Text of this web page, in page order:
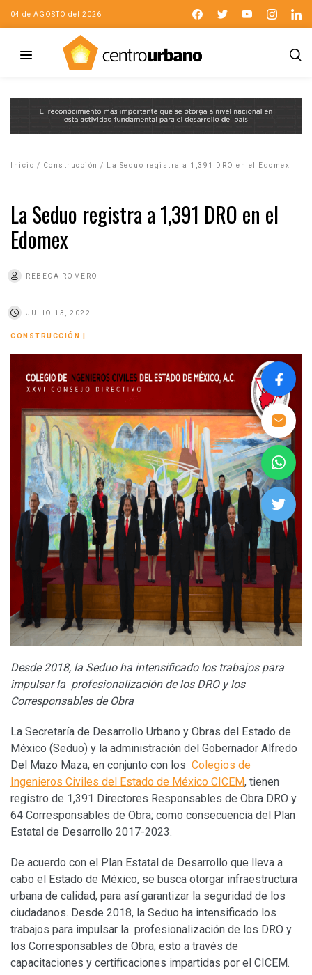
04 de AGOSTO del 2026
Inicio / Construcción / La Seduo registra a 1,391 DRO en el Edomex
La Seduo registra a 1,391 DRO en el
Edomex
REBECA ROMERO
JULIO 13, 2022
CONSTRUCCIÓN
Desde 2018, la Seduo ha intensificado los trabajos para
impulsar la profesionalización de los DRO y los
Corresponsables de Obra
La Secretaría de Desarrollo Urbano y Obras del Estado de
México (Seduo) y la administración del Gobernador Alfredo
Del Mazo Maza, en conjunto con los Colegios de
Ingenieros Civiles del Estado de México CICEM, tienen
registro de 1,391 Directores Responsables de Obra DRO y
64 Corresponsables de Obra; como consecuencia del Plan
Estatal de Desarrollo 2017-2023.
De acuerdo con el Plan Estatal de Desarrollo que lleva a
cabo el Estado de México, se busca otorgar infraestructura
urbana de calidad, para así garantizar la seguridad de los
ciudadanos. Desde 2018, la Seduo ha intensificado los
trabajos para impulsar la profesionalización de los DRO y
los Corresponsables de Obra; esto a través de
capacitaciones y certificaciones impartidas por el CICEM.